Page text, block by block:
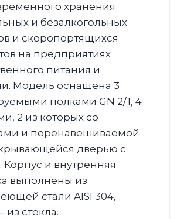
хранения
и безалкогольных
и скоропортящихся
на предприятиях
питания и
Модель оснащена 3
полками GN 2/1, 4
2 из которых со
и перенавешиваемой
дверью с
Корпус и внутренняя
выполнены из
стали AISI 304,
из стекла.